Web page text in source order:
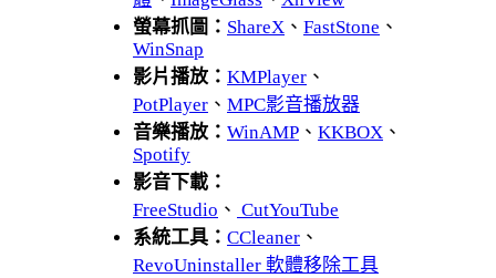
螢幕抓圖： ShareX 、 FastStone 、
WinSnap
影片播放： KMPlayer 、
PotPlayer 、 MPC影音播放器
音樂播放： WinAMP 、 KKBOX 、
Spotify
影音下載：
FreeStudio 、 CutYouTube
系統工具： CCleaner 、
RevoUninstaller 軟體移除工具